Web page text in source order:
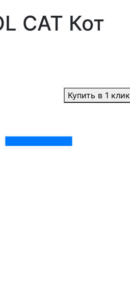
CAT Кот
Купить в 1 клик